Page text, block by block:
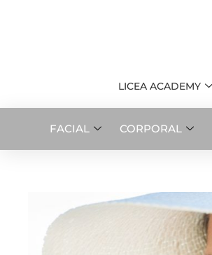
LICEA ACADEMY
FACIAL CORPORAL